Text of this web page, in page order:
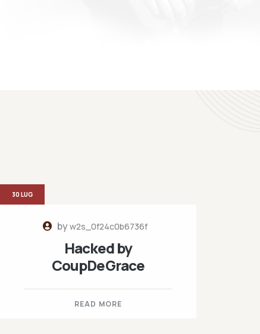
byw2s_0f24c0b6736f
Hacked by
CoupDeGrace
READ MORE
30 LUG